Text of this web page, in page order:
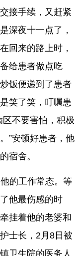
接手续，又赶紧
深夜十一点了，
回来的路上时，
给患者做点吃
饭便递到了患者
笑了笑，叮嘱患
区不要害怕，积极
”安顿好患者，他
宿舍。
的工作常态。等
他最伤感的时
挂着他的老婆和
士长，2月8日被
卫生院的医务人